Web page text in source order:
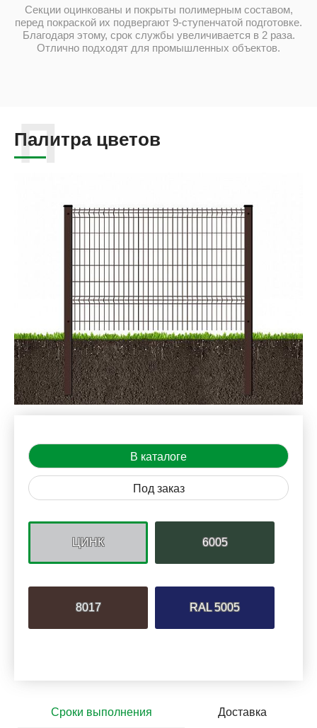
Секции оцинкованы и покрыты полимерным составом,
перед покраской их подвергают 9-ступенчатой подготовке.
Благодаря этому, срок службы увеличивается в 2 раза.
Отлично подходят для промышленных объектов.
Палитра цветов
В каталоге
Под заказ
ЦИНК 6005
8017 RAL 5005
Сроки выполнения Доставка